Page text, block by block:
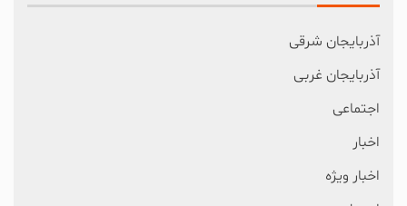
آذربایجان شرقی
آذربایجان غربی
اجتماعی
اخبار
اخبار ویژه